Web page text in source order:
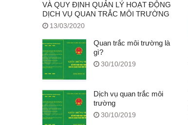
VÀ QUY ĐỊNH QUẢN LÝ HOẠT ĐỘNG
DỊCH VỤ QUAN TRẮC MÔI TRƯỜNG
13/03/2020
Quan trắc môi trường là
gì?
30/10/2019
Dịch vụ quan trắc môi
trường
30/10/2019